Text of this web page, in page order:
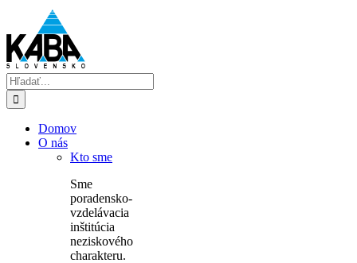
content
Hľadať:
Domov
O nás
Kto sme
Sme
poradensko-
vzdelávacia
inštitúcia
neziskového
charakteru.